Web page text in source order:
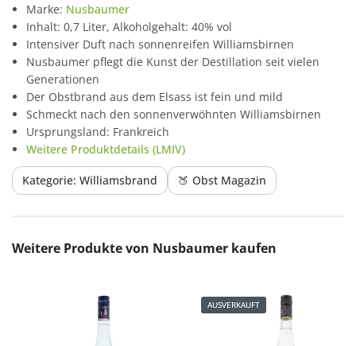
Marke: Nusbaumer
Inhalt: 0,7 Liter, Alkoholgehalt: 40% vol
Intensiver Duft nach sonnenreifen Williamsbirnen
Nusbaumer pflegt die Kunst der Destillation seit vielen
Generationen
Der Obstbrand aus dem Elsass ist fein und mild
Schmeckt nach den sonnenverwöhnten Williamsbirnen
Ursprungsland: Frankreich
Weitere Produktdetails (LMIV)
Kategorie: Williamsbrand 🍑 Obst Magazin
Produktgalerie überspringen
Weitere Produkte von Nusbaumer kaufen
AUSVERKAUFT